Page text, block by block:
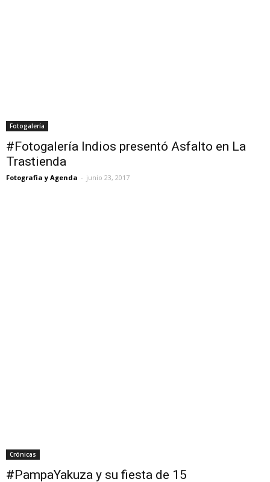
Fotogalería
#Fotogalería Indios presentó Asfalto en La
Trastienda
Fotografia y Agenda - junio 23, 2017
Crónicas
#PampaYakuza y su fiesta de 15